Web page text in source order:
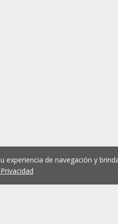
experiencia de navegación y